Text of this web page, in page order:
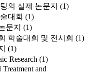
의 실제 논문지 (1)
대회 (1)
문지 (1)
학술대회 및 전시회 (1)
(1)
Research (1)
and